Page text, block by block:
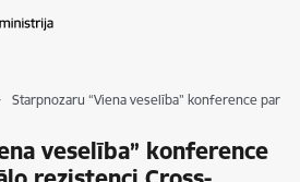
Starpnozaru “Viena veselība” konference par
veselība” konference